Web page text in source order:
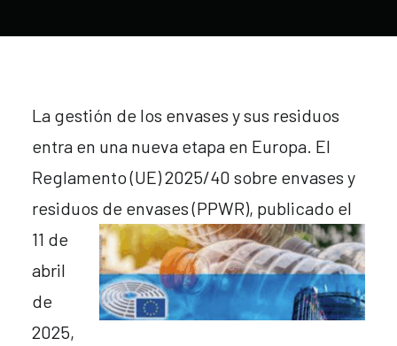
La gestión de los envases y sus residuos
entra en una nueva etapa en Europa. El
Reglamento (UE) 2025/40 sobre envases y
residuos de envases (PPWR), publicado el
11 de
abril
de
2025,